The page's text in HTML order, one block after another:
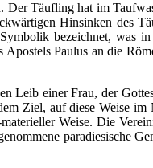
Der Täufling hat im
Hinsinken des
bezeichnet, was
Apostels Paulus an die
Leib einer Frau, der
Ziel, auf diese Weise im
Weise. Die
paradiesische